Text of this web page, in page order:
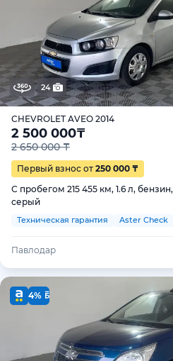
24
CHEVROLET AVEO 2014
2 500 000₸
2 650 000 ₸
Первый взнос от 250 000 ₸
С пробегом 215 455 км, 1.6 л,
серый
Техническая гарантия Aster Check
Павлодар
4%